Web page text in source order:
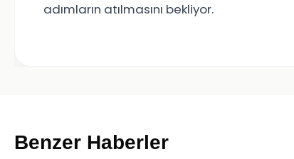
adımların atılmasını bekliyor.
Benzer Haberler